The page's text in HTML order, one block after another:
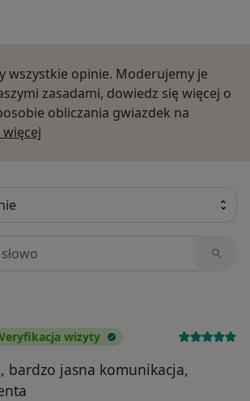
wszystkie opinie. Moderujemy je
zasadami, dowiedz się więcej o
obliczania gwiazdek na
wizyty
bardzo jasna komunikacja,